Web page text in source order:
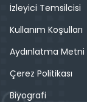
İzleyici Temsilcisi
Kullanım Koşulları
Aydınlatma Metni
Çerez Politikası
Biyografi